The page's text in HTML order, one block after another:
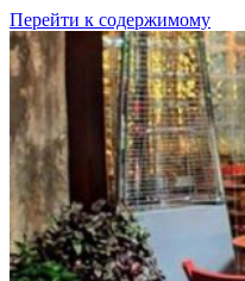
Перейти к содержимому